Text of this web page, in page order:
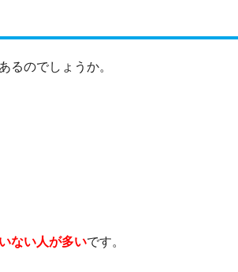
るのでしょうか。
ない人が多いです。